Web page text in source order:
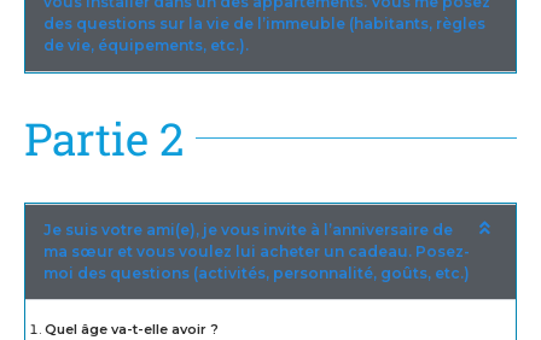
des questions sur la vie de l’immeuble (habitants, règles
de vie, équipements, etc.).
Partie 2
Je suis votre ami(e), je vous invite à l’anniversaire de
ma sœur et vous voulez lui acheter un cadeau. Posez-
moi des questions (activités, personnalité, goûts, etc.)
Quel âge va-t-elle avoir ?